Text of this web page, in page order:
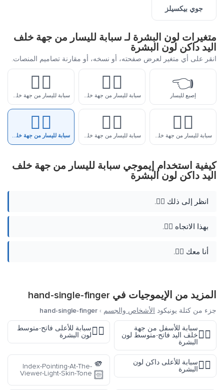
جوي بيكسيلز
متغيرات لون البشرة لـ سبابة لليسار من جهة خلف
اليد داكن لون البشرة
انقر على أي متغير لعرض صفحته، أو نسخه، أو مقارنة تصاميم المنصات.
👈
إصبع لليسار
👈🏻
سبابة لليسار من جهة خلف اليد فاتح لون البشرة
👈🏼
سبابة لليسار من جهة خلف اليد فاتح-متوسط لون البشرة
👈🏽
سبابة لليسار من جهة خلف اليد متوسط لون البشرة
👈🏾
سبابة لليسار من جهة خلف اليد داكن-متوسط لون البشرة
👈🏿
سبابة لليسار من جهة خلف اليد داكن لون البشرة
كيفية استخدام إيموجي سبابة لليسار من جهة خلف
اليد داكن لون البشرة
انظر إلى ذلك 👈🏿.
بهذا الاتجاه 👈🏿.
أنا معك 👈🏿.
المزيد من الإيموجيات في hand-single-finger
جزء من كتلة يونيكود الأشخاص والجسم ›
hand-single-finger
👇🏼
سبابة للأسفل من جهة
خلف اليد فاتح-متوسط لون
البشرة
☝🏼سبابة للأعلى فاتح-متوسط
لون البشرة
☝🏿سبابة للأعلى داكن لون
البشرة
🫵
🏻
Index-Pointing-At-The-
Viewer-Light-Skin-Tone